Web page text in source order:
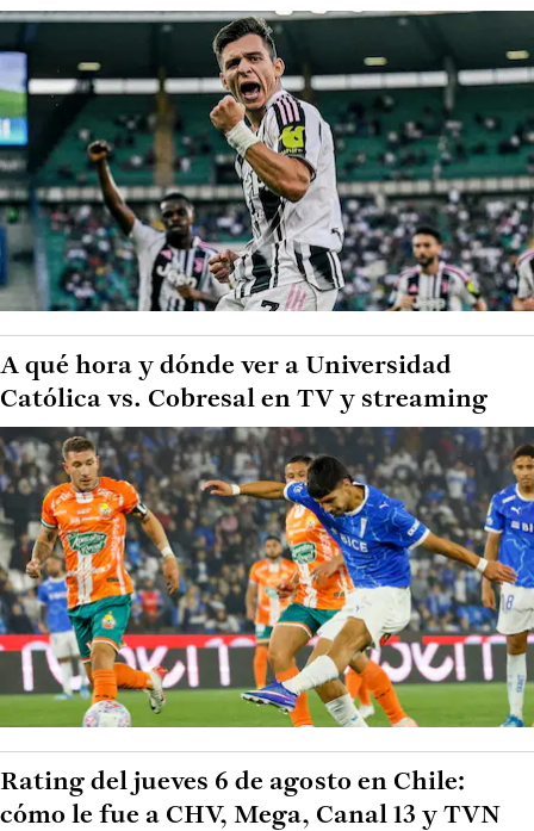
A qué hora y dónde ver a Universidad
Católica vs. Cobresal en TV y streaming
Rating del jueves 6 de agosto en Chile:
cómo le fue a CHV, Mega, Canal 13 y TVN